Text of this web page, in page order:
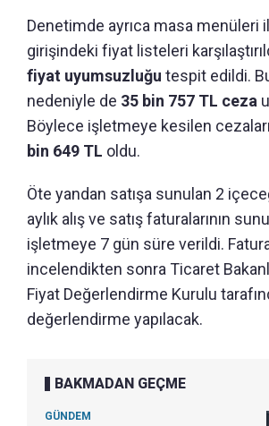
Denetimde ayrıca masa menüleri
girişindeki fiyat listeleri
fiyat uyumsuzluğu tespit edildi. Bu
nedeniyle de 35 bin 757 TL ceza
Böylece işletmeye kesilen
bin 649 TL oldu.
Öte yandan satışa sunulan 2
aylık alış ve satış faturalarının
işletmeye 7 gün süre verildi.
incelendikten sonra Ticaret
Fiyat Değerlendirme Kurulu
değerlendirme yapılacak.
BAKMADAN GEÇME
GÜNDEM